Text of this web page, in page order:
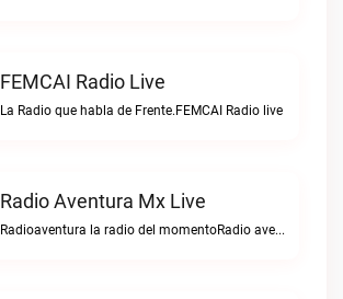
FEMCAI Radio Live
La Radio que habla de Frente.FEMCAI Radio live
Radio Aventura Mx Live
Radioaventura la radio del momentoRadio aventura mx live